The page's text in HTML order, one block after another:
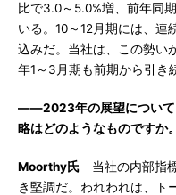
比で3.0～5.0%増、前年同
いる。10～12月期には、連
込みだ。当社は、この勢い
年1～3月期も前期から引き
――2023年の展望について
略はどのようなものですか。
Moorthy氏 当社の内部指
き堅調だ。われわれは、ト